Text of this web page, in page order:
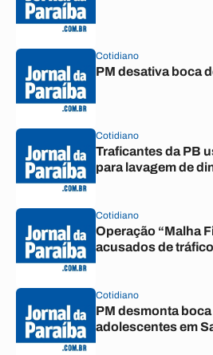
Cotidiano
PM desativa boca
Cotidiano
Traficantes da PB
para lavagem de
Cotidiano
Operação “Malha
acusados de
Cotidiano
PM desmonta
adolescentes em